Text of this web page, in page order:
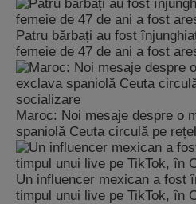
Patru bărbați au fost
femeie de 47 de ani a fost
Maroc: Noi mesaje despre o
spaniolă Ceuta circulă pe
Un influencer mexican a fost
timpul unui live pe TikTok, în